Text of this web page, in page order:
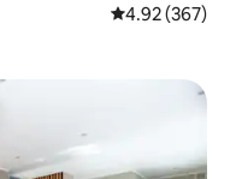
औसत रेटिंग 5 में से
4.92 (367)